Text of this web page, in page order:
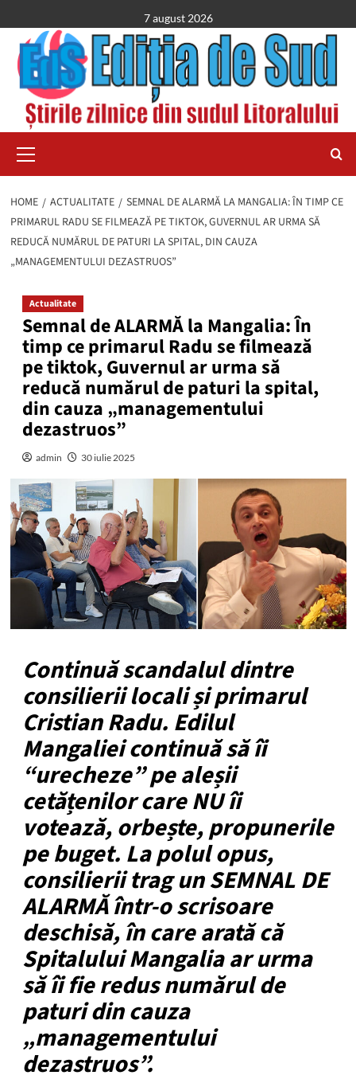
to
content
7 august 2026
Menu
HOME ACTUALITATE
SEMNAL DE ALARMĂ LA MANGALIA: ÎN TIMP CE
PRIMARUL RADU SE FILMEAZĂ PE TIKTOK, GUVERNUL AR URMA SĂ
REDUCĂ NUMĂRUL DE PATURI LA SPITAL, DIN CAUZA
„MANAGEMENTULUI DEZASTRUOS”
Actualitate
Semnal de ALARMĂ la Mangalia: În
timp ce primarul Radu se filmează
pe tiktok, Guvernul ar urma să
reducă numărul de paturi la spital,
din cauza „managementului
dezastruos”
admin 30 iulie 2025
Continuă scandalul dintre
consilierii locali și primarul
Cristian Radu. Edilul
Mangaliei continuă să îi
“urecheze” pe aleșii
cetățenilor care NU îi
votează, orbește, propunerile
pe buget. La polul opus,
consilierii trag un SEMNAL DE
ALARMĂ într-o scrisoare
deschisă, în care arată că
Spitalului Mangalia ar urma
să îi fie redus numărul de
paturi din cauza
„managementului
dezastruos”.